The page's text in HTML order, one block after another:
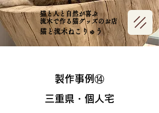
猫と流木ねこりゅう
猫と人と自然が喜ぶ
​流木で作る猫グッズのお店
製作事例⑭
三重県・個人宅